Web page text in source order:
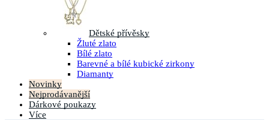
Dětské přívěsky
Žluté zlato
Bílé zlato
Barevné a bílé kubické zirkony
Diamanty
Novinky
Nejprodávanější
Dárkové poukazy
Více